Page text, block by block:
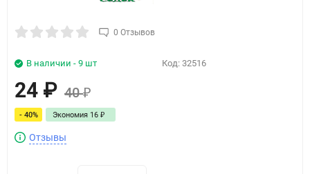
0 Отзывов
В наличии - 9 шт Код: 32516
24 ₽ 40₽
- 40% Экономия 16 ₽
Отзывы